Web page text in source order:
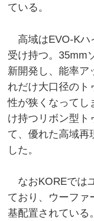
ている。
高域はEVO-Kハ
受け持つ。35mm
新開発し、能率ア
れだけ大口径のト
性が狭くなってし
け持つリボン型ト
て、優れた高域再
した。
なおKOREでは
ており、ウーファ
基配置されている